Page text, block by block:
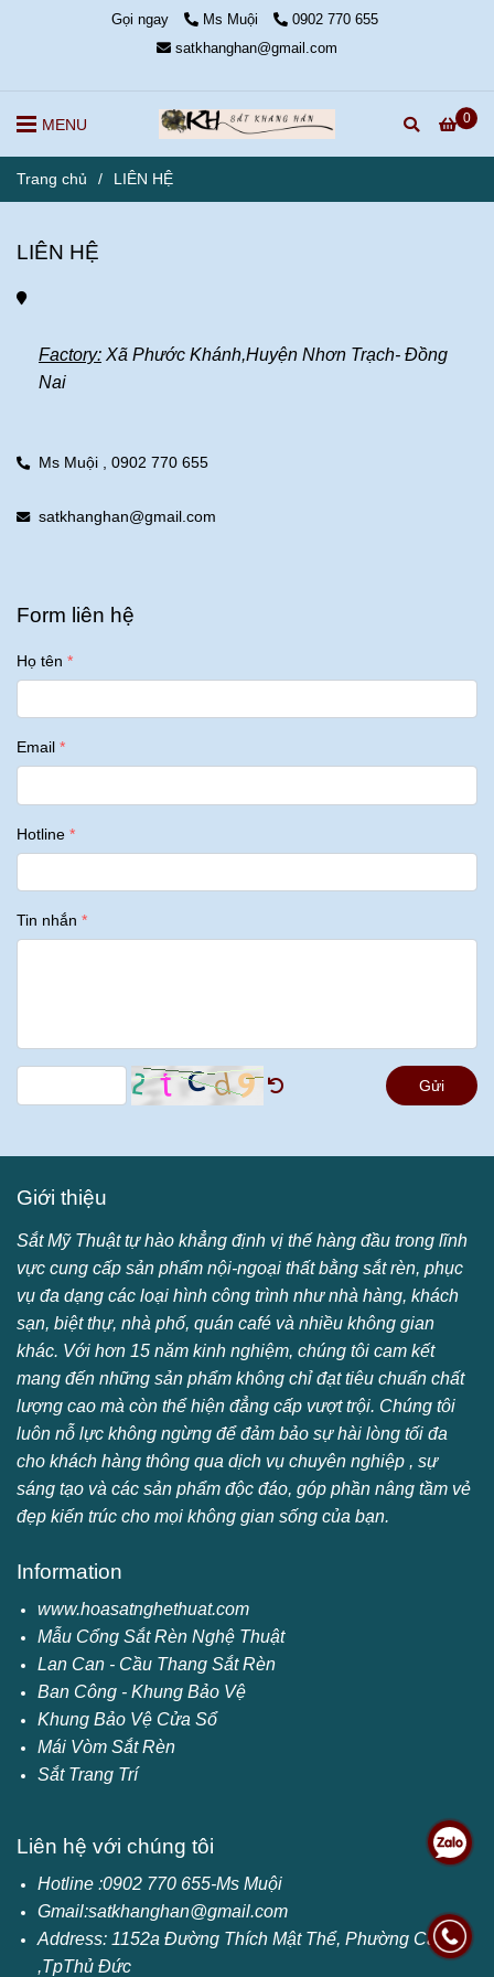
Gọi ngay Ms Muội
0902 770 655
satkhanghan@gmail.com
0
MENU
Trang chủ / LIÊN HỆ
LIÊN HỆ
Factory: Xã Phước Khánh,Huyện Nhơn Trạch- Đồng
Nai
Ms Muội , 0902 770 655
satkhanghan@gmail.com
Form liên hệ
Họ tên
Email
Hotline
Tin nhắn
Gửi
Giới thiệu
Sắt Mỹ Thuật tự hào khẳng định vị thế hàng đầu trong lĩnh
vực cung cấp sản phẩm nội-ngoại thất bằng sắt rèn, phục
vụ đa dạng các loại hình công trình như nhà hàng, khách
sạn, biệt thự, nhà phố, quán café và nhiều không gian
khác. Với hơn 15 năm kinh nghiệm, chúng tôi cam kết
mang đến những sản phẩm không chỉ đạt tiêu chuẩn chất
lượng cao mà còn thể hiện đẳng cấp vượt trội. Chúng tôi
luôn nỗ lực không ngừng để đảm bảo sự hài lòng tối đa
cho khách hàng thông qua dịch vụ chuyên nghiệp , sự
sáng tạo và các sản phẩm độc đáo, góp phần nâng tầm vẻ
đẹp kiến trúc cho mọi không gian sống của bạn.
Information
www.hoasatnghethuat.com
Mẫu Cổng Sắt Rèn Nghệ Thuật
Lan Can - Cầu Thang Sắt Rèn
Ban Công - Khung Bảo Vệ
Khung Bảo Vệ Cửa Sổ
Mái Vòm Sắt Rèn
Sắt Trang Trí
Liên hệ với chúng tôi
Hotline :0902 770 655-Ms Muội
Gmail:satkhanghan@gmail.com
Address: 1152a Đường Thích Mật Thể, Phường Cát Lái
,TpThủ Đức